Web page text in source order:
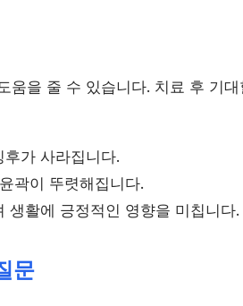
움을 줄 수 있습니다. 치료 후 기
가 사라집니다.
곽이 뚜렷해집니다.
생활에 긍정적인 영향을 미칩니다.
문